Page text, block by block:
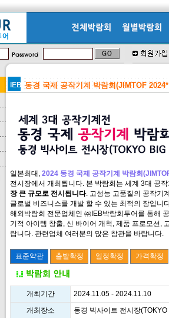
동경 국제 공작기계 박람회(JIMTOF
일본최대, 2024 동경 국제 공작기계 박람회
전시장에서 개최됩니다. 본 박람회는 세계 3대 공
장 큰 규모로 전시됩니다. 고성능 고품질의 공작기
글로벌 비즈니스를 개발 할 수 있는 최적의 장입니
해외박람회 전문업체인 ㈜IEB박람회투어를 통해
기적 아이템 창출, 신 바이어 개척, 제품 프로모션,
랍니다. 관련업체 여러분의 많은 참관을 바랍니다.
개최기간
2024.11.05 - 2024.11.10
개최장소
동경 빅사이트 전시장(TOKYO